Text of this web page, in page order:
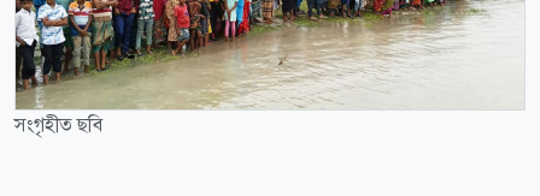
সংগৃহীত ছবি